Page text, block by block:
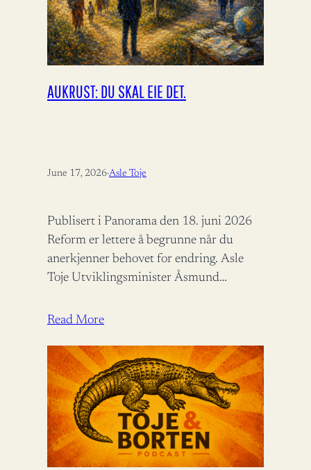
AUKRUST: DU SKAL EIE DET.
June 17, 2026·Asle Toje
Publisert i Panorama den 18. juni 2026
Reform er lettere å begrunne når du
anerkjenner behovet for endring. Asle
Toje Utviklingsminister Åsmund
bistandsdebatten.…
Read More